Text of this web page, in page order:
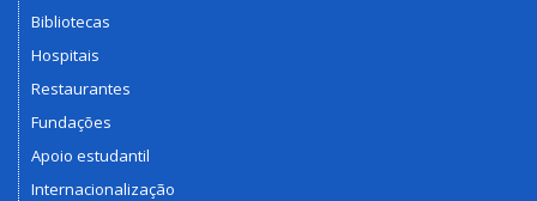
Bibliotecas
Hospitais
Restaurantes
Fundações
Apoio estudantil
Internacionalização